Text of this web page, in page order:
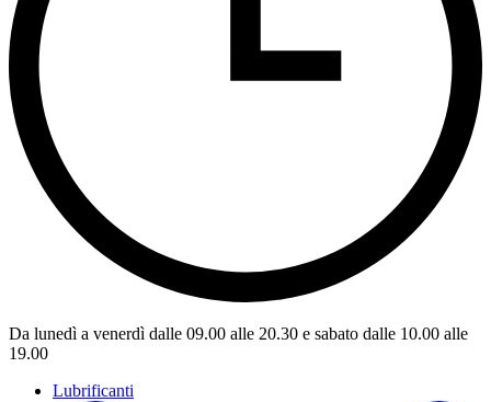
Da lunedì a venerdì dalle 09.00 alle 20.30 e sabato dalle 10.00 alle
19.00
Lubrificanti